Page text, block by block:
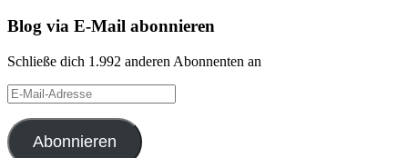
Blog via E-Mail abonnieren
Schließe dich 1.992 anderen Abonnenten an
E-
Mail-
Adresse
Abonnieren